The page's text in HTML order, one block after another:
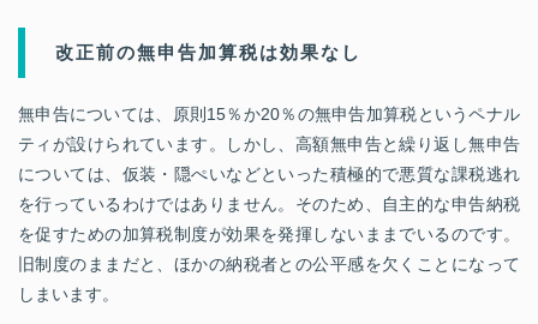
改正前の無申告加算税は効果なし
無申告については、原則15％か20％の無申告加算税というペナル
ティが設けられています。しかし、高額無申告と繰り返し無申告
については、仮装・隠ぺいなどといった積極的で悪質な課税逃れ
を行っているわけではありません。そのため、自主的な申告納税
を促すための加算税制度が効果を発揮しないままでいるのです。
旧制度のままだと、ほかの納税者との公平感を欠くことになって
しまいます。